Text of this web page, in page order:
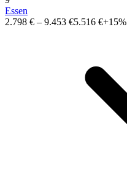
Essen
2.798 € – 9.453 €5.516 €+15%